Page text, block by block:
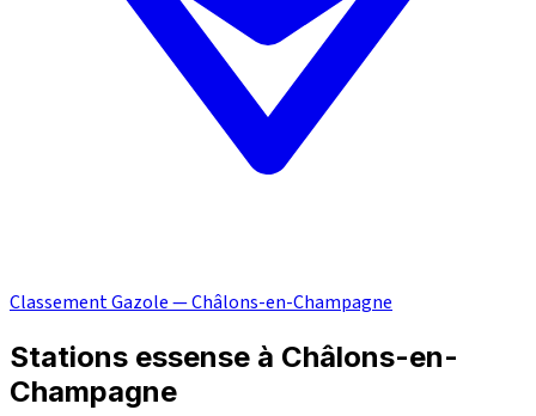
Classement Gazole — Châlons-en-Champagne
Stations essense à Châlons-en-
Champagne